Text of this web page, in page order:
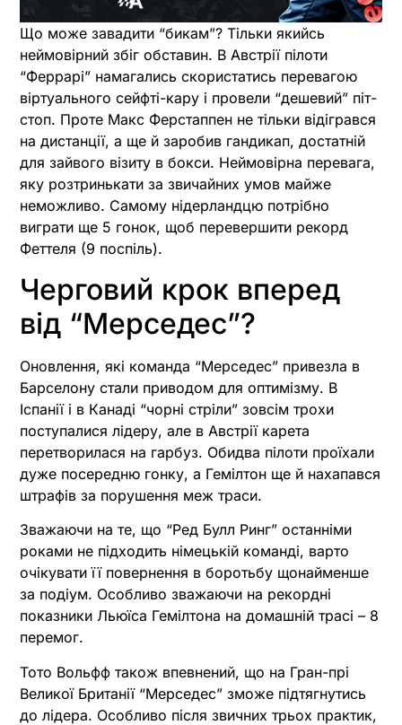
Що може завадити “бикам”? Тільки якийсь
неймовірний збіг обставин. В Австрії пілоти
“Феррарі” намагались скористатись перевагою
віртуального сейфті-кару і провели “дешевий” піт-
стоп. Проте Макс Ферстаппен не тільки відігрався
на дистанції, а ще й заробив гандикап, достатній
для зайвого візиту в бокси. Неймовірна перевага,
яку розтринькати за звичайних умов майже
неможливо. Самому нідерландцю потрібно
виграти ще 5 гонок, щоб перевершити рекорд
Феттеля (9 поспіль).
Черговий крок вперед
від “Мерседес”?
Оновлення, які команда “Мерседес” привезла в
Барселону стали приводом для оптимізму. В
Іспанії і в Канаді “чорні стріли” зовсім трохи
поступалися лідеру, але в Австрії карета
перетворилася на гарбуз. Обидва пілоти проїхали
дуже посередню гонку, а Гемілтон ще й нахапався
штрафів за порушення меж траси.
Зважаючи на те, що “Ред Булл Ринг” останніми
роками не підходить німецькій команді, варто
очікувати її повернення в боротьбу щонайменше
за подіум. Особливо зважаючи на рекордні
показники Льюїса Гемілтона на домашній трасі – 8
перемог.
Тото Вольфф також впевнений, що на Гран-прі
Великої Британії “Мерседес” зможе підтягнутись
до лідера. Особливо після звичних трьох практик,